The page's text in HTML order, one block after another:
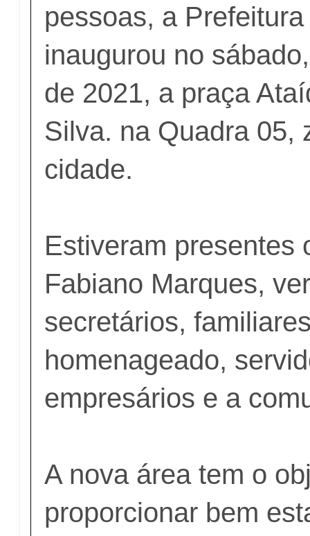
pessoas, a
inaugurou no
de 2021, a praça
Silva. na Quadra 05,
cidade.
Estiveram presentes
Fabiano Marques,
secretários,
homenageado,
empresários e a
A nova área tem o
proporcionar bem